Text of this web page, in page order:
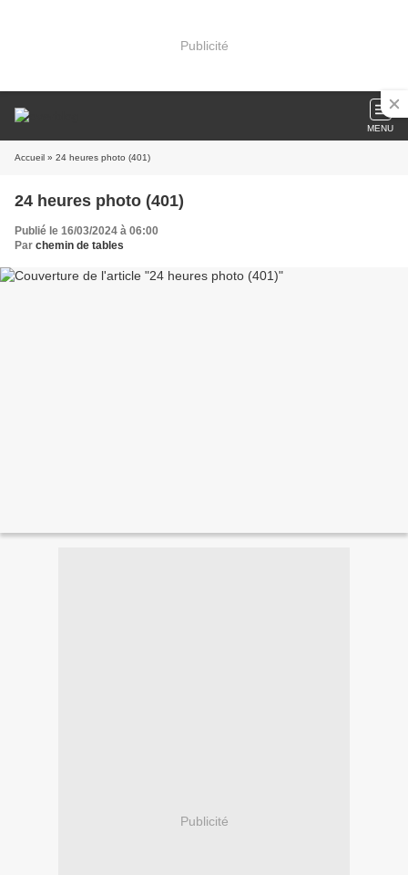
Publicité
MENU
Accueil » 24 heures photo (401)
24 heures photo (401)
Publié le 16/03/2024 à 06:00
Par chemin de tables
Publicité